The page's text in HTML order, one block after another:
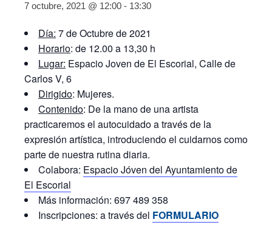
7 octubre, 2021 @ 12:00 - 13:30
Día: 7 de Octubre de 2021
Horario: de 12.00 a 13,30 h
Lugar: Espacio Joven de El Escorial, Calle de
Carlos V, 6
Dirigido: Mujeres.
Contenido: De la mano de una artista
practicaremos el autocuidado a través de la
expresión artística, introduciendo el cuidarnos como
parte de nuestra rutina diaria.
Colabora: Espacio Jóven del Ayuntamiento de
El Escorial
Más información: 697 489 358
Inscripciones: a través del FORMULARIO